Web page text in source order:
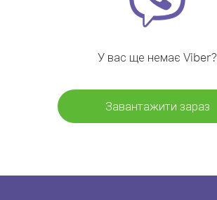
У вас ще немає Viber?
Завантажити зараз